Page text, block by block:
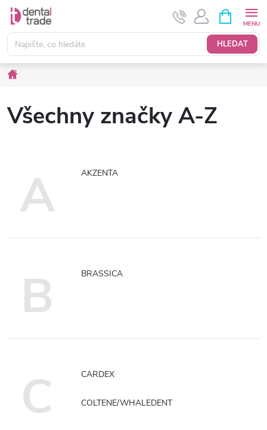
Přejít
obsah
HLEDAT
NÁKUPNÍ
KOŠÍK
Všechny značky A-Z
A AKZENTA
B BRASSICA
C CARDEX
COLTENE/WHALEDENT